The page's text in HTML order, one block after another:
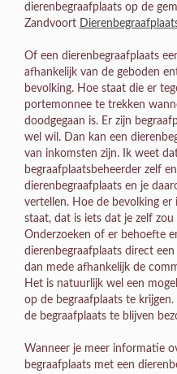
dierenbegraafplaats op de
Zandvoort
Of een dierenbegraafplaats
afhankelijk van de geboden
bevolking. Hoe staat die er
portemonnee te trekken
doodgegaan is. Er zijn
wel wil. Dan kan een
van inkomsten zijn. Ik weet
begraafplaatsbeheerder zelf
dierenbegraafplaats en je
vertellen. Hoe de bevolking er
staat, dat is iets dat je zelf
Onderzoeken of er behoefte
dierenbegraafplaats direct
dan mede afhankelijk de
Het is natuurlijk wel een
op de begraafplaats te
de begraafplaats te blijven
Wanneer je meer informatie
begraafplaats met een